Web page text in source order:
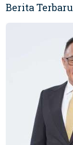
Berita Terbaru